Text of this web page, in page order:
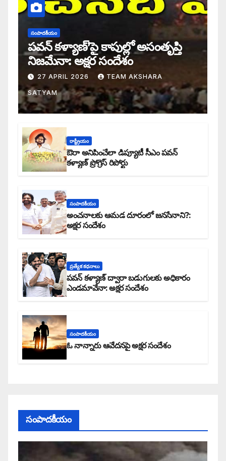
సంపాదకీయం
పవన్ కళ్యాణ్’పై కాపుల్లో అసంతృప్తి
నిజమేనా: అక్షర సందేశం
27 APRIL 2026 TEAM AKSHARA
SATYAM
రాష్ట్రీయం
ఔరా అనిపించేలా డిప్యూటీ సీఎం పవన్
కళ్యాణ్ ప్రోగ్రెస్ రిపోర్టు
సంపాదకీయం
అంచనాలకు ఆమడ దూరంలో జనసేనాని?:
అక్షర సందేశం
ప్రత్యేక కధనాలు
పవన్ కళ్యాణ్ ద్వారా బడుగులకు అధికారం
ఎండమావేనా: అక్షర సందేశం
సంపాదకీయం
ఓ నాన్నారు ఆవేదనపై అక్షర సందేశం
సంపాదకీయం